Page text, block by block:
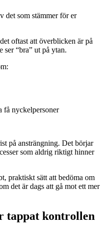
det som stämmer för er
oftast att överblicken är på
ser “bra” ut på ytan.
få nyckelpersoner
på ansträngning. Det börjar
som aldrig riktigt hinner
praktiskt sätt att bedöma om
det är dags att gå mot ett mer
tappat kontrollen